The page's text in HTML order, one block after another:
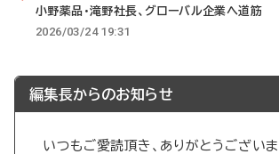
小野薬品・滝野社長、グローバル企業へ道筋
2026/03/24 19:31
編集長からのお知らせ
いつもご愛読頂き、ありがとうござい